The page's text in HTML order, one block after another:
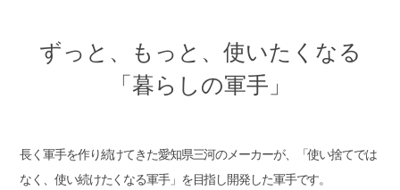
ずっと、もっと、使いたくなる
「暮らしの軍手」
長く軍手を作り続けてきた愛知県三河のメーカーが、「使い捨てでは
なく、使い続けたくなる軍手」を目指し開発した軍手です。